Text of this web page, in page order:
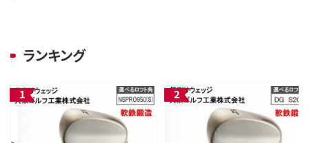
ランキング